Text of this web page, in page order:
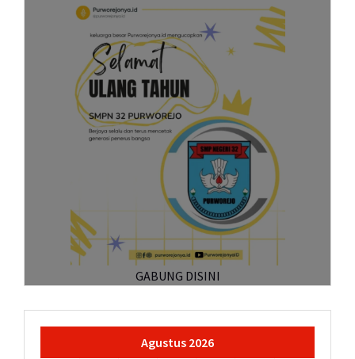
GABUNG DISINI
Agustus 2026